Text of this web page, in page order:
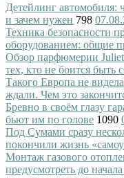
Детейлинг автомобиля:
и зачем нужен 798
Техника безопасности
оборудованием: общие
Обзор парфюмерии
тех, кто не боится быть
Такого Европа не
ждали. Чем это
Бревно в своём глазу
бьют им по голове 1090
Под Сумами сразу
покончили жизнь
Монтаж газового
предусмотреть до